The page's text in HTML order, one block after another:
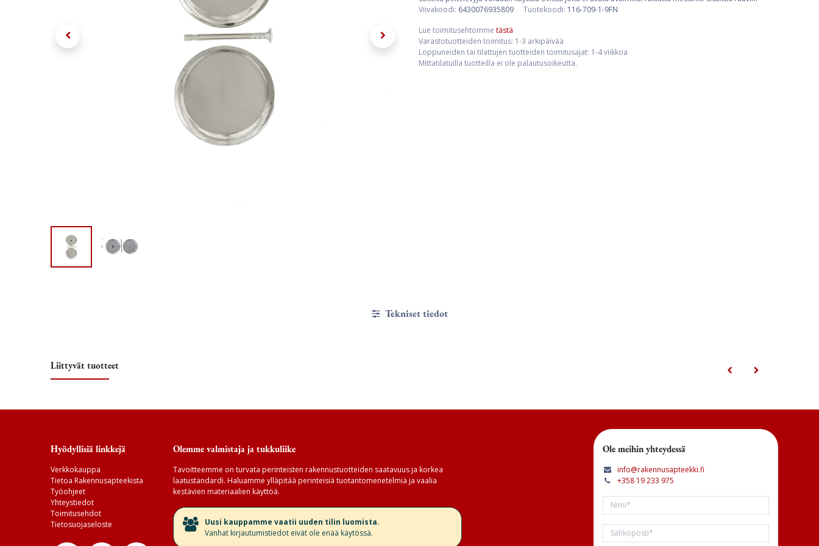
Viivakoodi: 6430076935809 Tuotekoodi: 116-709-1-9FN
Lue toimitusehtomme tästä
Varastotuotteiden toimitus: 1-3 arkipäivää
Loppuneiden tai tilattujen tuotteiden toimitusajat: 1-4 viikkoa
Mittatilatuilla tuotteilla ei ole palautusoikeutta.
Tekniset tiedot
Liittyvät tuotteet
Hyödyllisiä linkkejä
Verkkokauppa
Tietoa Rakennusapteekista
Työohjeet
Yhteystiedot
Toimitusehdot
Tietosuojaseloste
Olemme valmistaja ja tukkuliike
Tavoitteemme on turvata perinteisten rakennustuotteiden saatavuus ja korkea
laatustandardi. Haluamme ylläpitää perinteisiä tuotantomenetelmiä ja vaalia
kestävien materiaalien käyttöä.
​Uusi kauppamme vaatii uuden tilin luomista.
Vanhat kirjautumistiedot eivät ole enää käytössä.
Ole meihin yhteydessä
info@rakennusapteekki.fi
+358 19 233 975